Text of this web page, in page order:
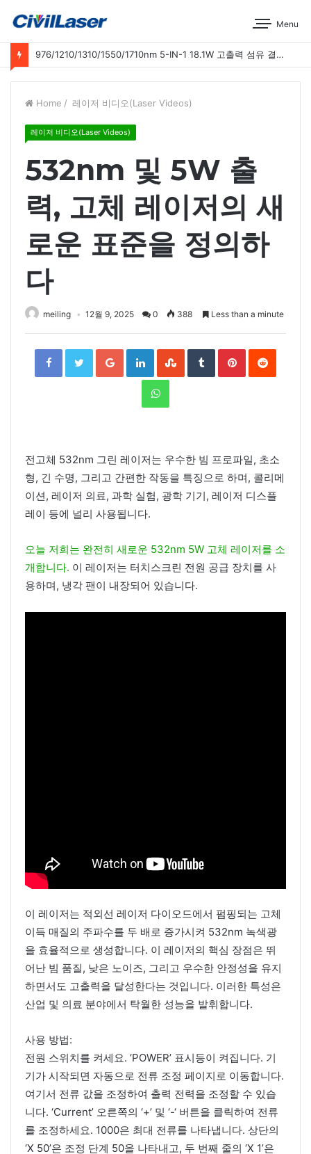
Menu
976/1210/1310/1550/1710nm 5-IN-1 18.1W 고출력 섬유 결합 레이저 운영 시연
Home / 레이저 비디오(Laser Videos)
레이저 비디오(Laser Videos)
532nm 및 5W 출
력, 고체 레이저의 새
로운 표준을 정의하
다
meiling 12월 9, 2025 0 388 Less than a minute
FacebookTwitterGoogle+LinkedInStumbleUpon
TumblrPinterestReddit
WhatsApp
전고체 532nm 그린 레이저는 우수한 빔 프로파일, 초소
형, 긴 수명, 그리고 간편한 작동을 특징으로 하며, 콜리메
이션, 레이저 의료, 과학 실험, 광학 기기, 레이저 디스플
레이 등에 널리 사용됩니다.
오늘 저희는 완전히 새로운 532nm 5W 고체 레이저를 소
개합니다. 이 레이저는 터치스크린 전원 공급 장치를 사
용하며, 냉각 팬이 내장되어 있습니다.
이 레이저는 적외선 레이저 다이오드에서 펌핑되는 고체
이득 매질의 주파수를 두 배로 증가시켜 532nm 녹색광
을 효율적으로 생성합니다. 이 레이저의 핵심 장점은 뛰
어난 빔 품질, 낮은 노이즈, 그리고 우수한 안정성을 유지
하면서도 고출력을 달성한다는 것입니다. 이러한 특성은
산업 및 의료 분야에서 탁월한 성능을 발휘합니다.
사용 방법:
전원 스위치를 켜세요. ‘POWER’ 표시등이 켜집니다. 기
기가 시작되면 자동으로 전류 조정 페이지로 이동합니다.
여기서 전류 값을 조정하여 출력 전력을 조정할 수 있습
니다. ‘Current’ 오른쪽의 ‘+’ 및 ‘-‘ 버튼을 클릭하여 전류
를 조정하세요. 1000은 최대 전류를 나타냅니다. 상단의
‘X 50’은 조정 단계 50을 나타내고, 두 번째 줄의 ‘X 1’은